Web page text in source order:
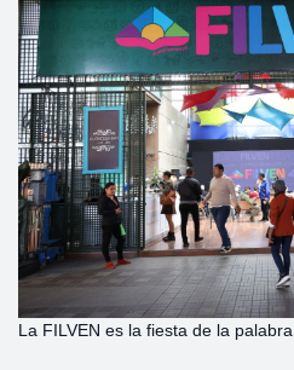
La FILVEN es la fiesta de la palabra.